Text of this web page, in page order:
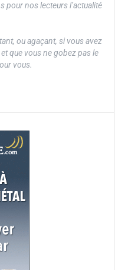
pour nos lecteurs l’actualité
ou agaçant, si vous avez
que vous ne gobez pas le
vous.